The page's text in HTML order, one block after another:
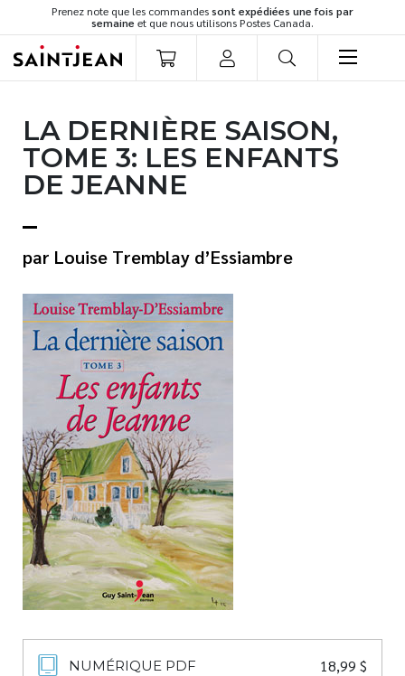
Prenez note que les commandessont expédiées une fois par
semaine et que nous utilisons Postes Canada.
Romans
Cuisine
Développement personnel
Famille
Culture générale
Témoignages
Vie pratique
Finances
Nouveautés
Numérique
Livres audio
Meilleurs vendeurs
Page vedette
AUTEURS
CONTACT
LA DERNIÈRE SAISON,
TOME 3: LES ENFANTS
DE JEANNE
Louise Tremblay d’Essiambre
NUMÉRIQUE PDF 18,99 $